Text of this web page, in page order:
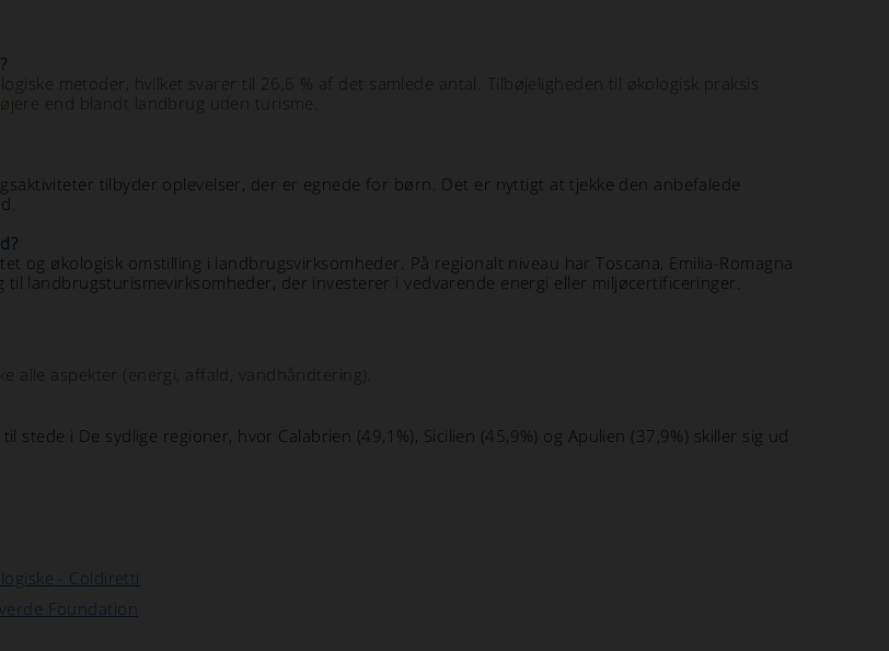
metoder, hvilket svarer til 26,6 % af det samlede antal. Tilbøjeligheden til økologisk praksis
end blandt landbrug uden turisme.
tilbyder oplevelser, der er egnede for børn. Det er nyttigt at tjekke den anbefalede
og økologisk omstilling i landbrugsvirksomheder. På regionalt niveau har Toscana, Emilia-Romagna
landbrugsturismevirksomheder, der investerer i vedvarende energi eller miljøcertificeringer.
alle aspekter (energi, affald, vandhåndtering).
stede i De sydlige regioner, hvor Calabrien (49,1%), Sicilien (45,9%) og Apulien (37,9%) skiller sig ud
- Coldiretti
Foundation